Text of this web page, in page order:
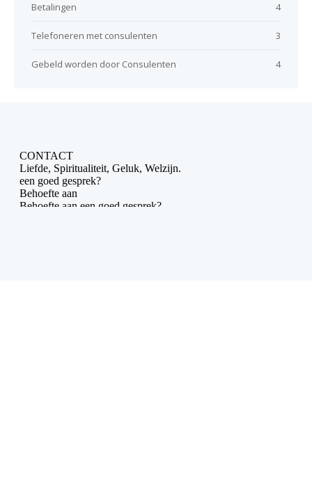
4
Betalingen
3
Telefoneren met consulenten
4
Gebeld worden door Consulenten